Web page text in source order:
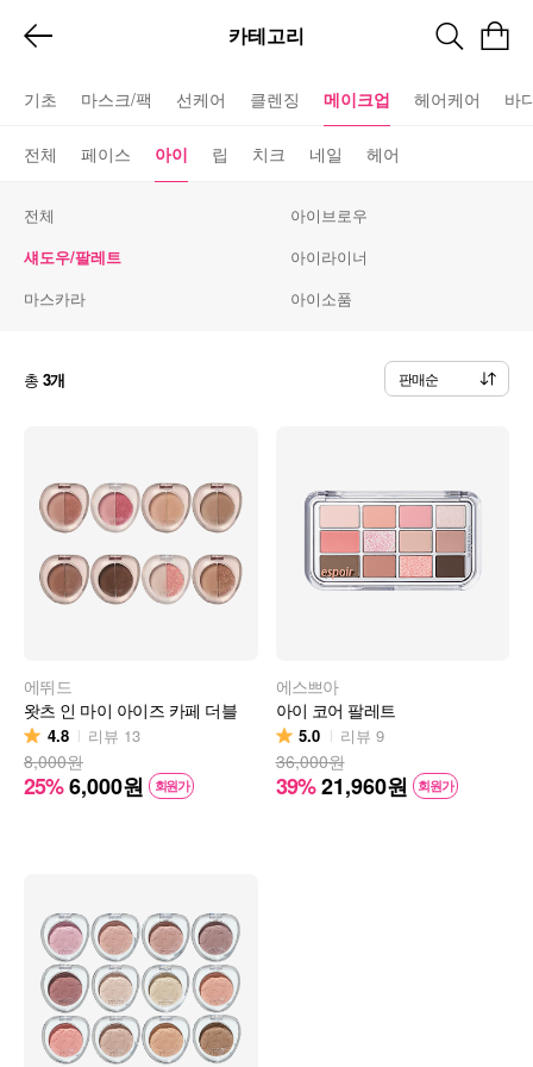
카테고리
기초 마스크/팩 선케어 클렌징 메이크업 헤어케어 바
전체 페이스 아이 립 치크 네일 헤어
전체
아이브로우
섀도우/팔레트
아이라이너
마스카라
아이소품
총 3개 판매순
에뛰드
왓츠 인 마이 아이즈 카페 더블
4.8 리뷰 13
8,000원
25%6,000원 회원가
에스쁘아
아이 코어 팔레트
5.0 리뷰 9
36,000원
39%21,960원 회원가